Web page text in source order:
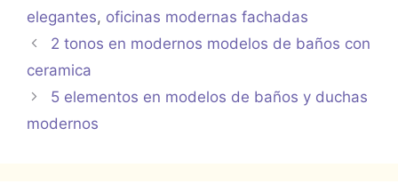
elegantes, oficinas modernas fachadas
2 tonos en modernos modelos de baños con
ceramica
5 elementos en modelos de baños y duchas
modernos